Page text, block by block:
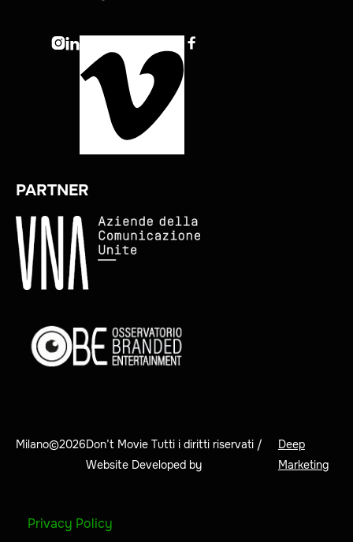
 
PARTNER
Milano©2026Don’t Movie Tutti i diritti riservati /
Website Developed by
Deep
Marketing
Privacy Policy